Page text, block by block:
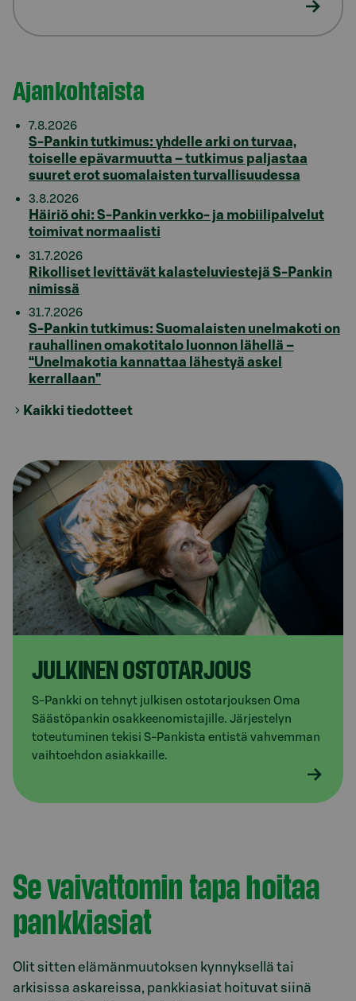
Ajankohtaista
7.8.2026
S-Pankin tutkimus: yhdelle arki on turvaa,
toiselle epävarmuutta – tutkimus paljastaa
suuret erot suomalaisten turvallisuudessa
3.8.2026
Häiriö ohi: S-Pankin verkko- ja mobiilipalvelut
toimivat normaalisti
31.7.2026
Rikolliset levittävät kalasteluviestejä S-Pankin
nimissä
31.7.2026
S-Pankin tutkimus: Suomalaisten unelmakoti on
rauhallinen omakotitalo luonnon lähellä –
“Unelmakotia kannattaa lähestyä askel
kerrallaan”
Kaikki tiedotteet
JULKINEN OSTO­TARJOUS
S-Pankki on tehnyt julkisen ostotarjouksen Oma
Säästöpankin osakkeenomistajille. Järjestelyn
toteutuminen tekisi S-Pankista entistä vahvemman
vaihtoehdon asiakkaille.
Se vaivattomin tapa hoitaa
pankkiasiat
Olit sitten elämänmuutoksen kynnyksellä tai
arkisissa askareissa, pankkiasiat hoituvat siinä